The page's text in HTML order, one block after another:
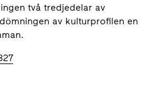
två tredjedelar av
av kulturprofilen en